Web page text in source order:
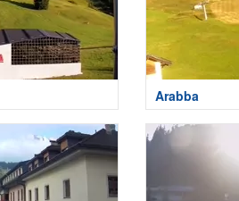
Arabba